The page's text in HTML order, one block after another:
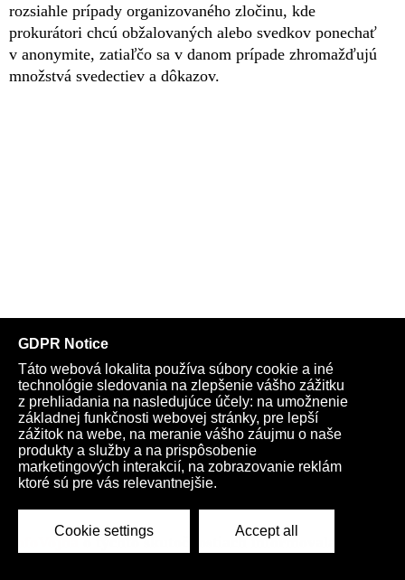
rozsiahle prípady organizovaného zločinu, kde
prokurátori chcú obžalovaných alebo svedkov ponechať
v anonymite, zatiaľčo sa v danom prípade zhromažďujú
množstvá svedectiev a dôkazov.
InfoVojna o týchto skutočnostiach informovala ako